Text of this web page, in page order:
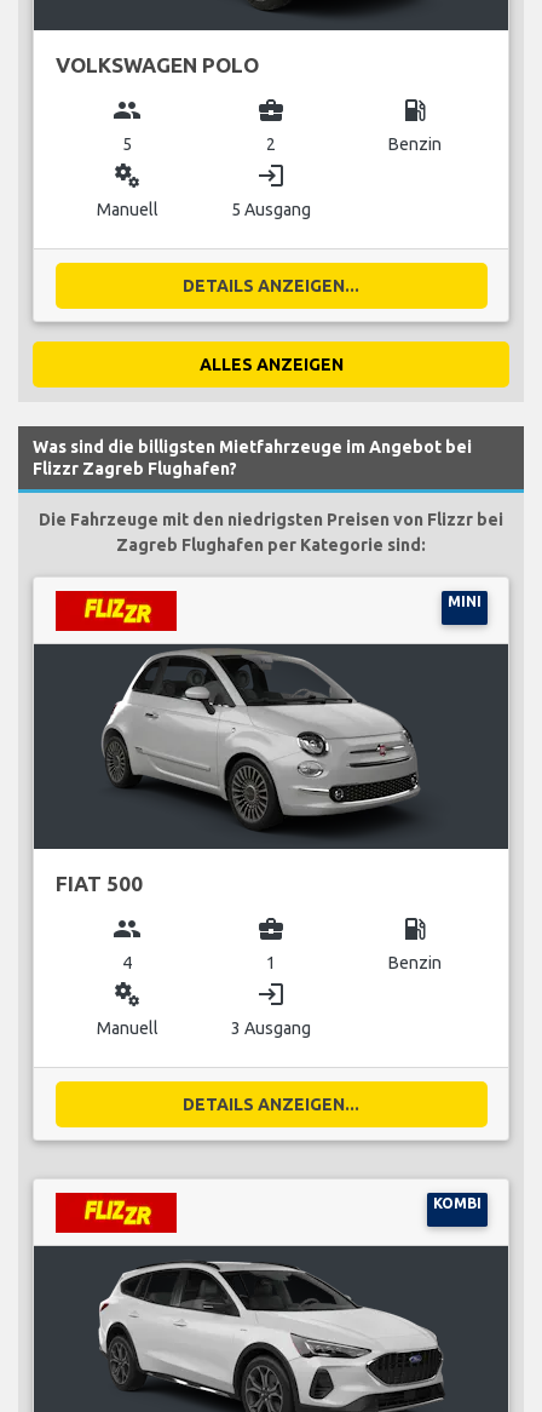
VOLKSWAGEN POLO
group
5
business_center
2
local_gas_station
Benzin
miscellaneous_services
Manuell
login
5 Ausgang
DETAILS ANZEIGEN...
ALLES ANZEIGEN
Was sind die billigsten Mietfahrzeuge im Angebot bei
Flizzr Zagreb Flughafen?
Die Fahrzeuge mit den niedrigsten Preisen von Flizzr bei
Zagreb Flughafen per Kategorie sind:
MINI
FIAT 500
group
4
business_center
1
local_gas_station
Benzin
miscellaneous_services
Manuell
login
3 Ausgang
DETAILS ANZEIGEN...
KOMBI